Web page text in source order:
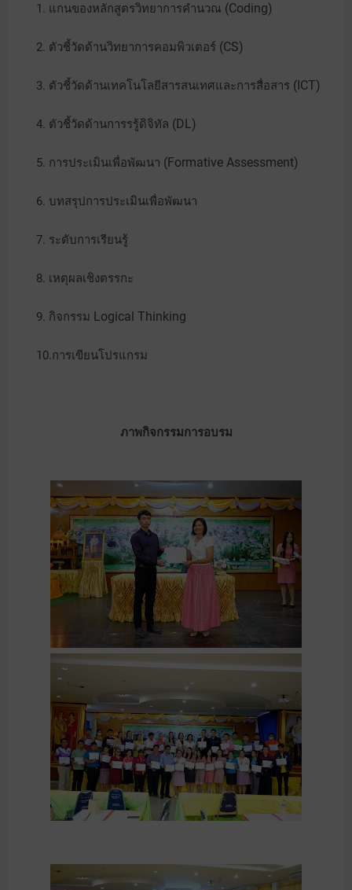
1. แกนของหลักสูตรวิทยาการคำนวณ (Coding)
2. ตัวชี้วัดด้านวิทยาการคอมพิวเตอร์ (CS)
3. ตัวชี้วัดด้านเทคโนโลยีสารสนเทศและการสื่อสาร (ICT)
4. ตัวชี้วัดด้านการรรู้ดิจิทัล (DL)
5. การประเมินเพื่อพัฒนา (Formative Assessment)
6. บทสรุปการประเมินเพื่อพัฒนา
7. ระดับการเรียนรู้
8. เหตุผลเชิงตรรกะ
9. กิจกรรม Logical Thinking
10.การเขียนโปรแกรม
ภาพกิจกรรมการอบรม